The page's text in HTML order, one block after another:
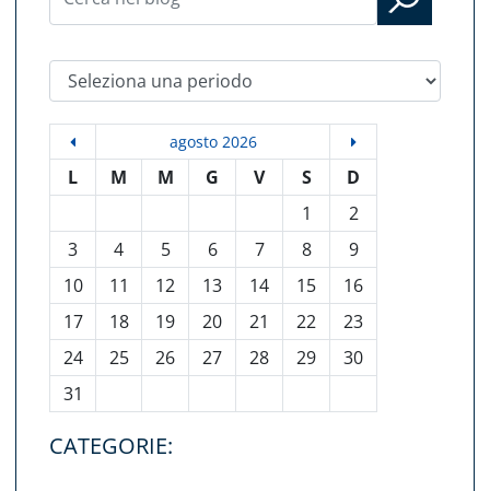
Seleziona una periodo
agosto 2026
L M M G V S
D
1
2
3
4 5 6 7 8
9
10
11 12 13 14 15
16
17
18 19 20 21 22
23
24
25 26 27 28 29
30
31
CATEGORIE: